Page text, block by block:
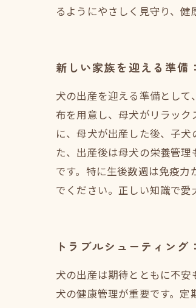
るようにやさしく見守り、
新しい家族を迎える準備
犬の出産を迎える準備とし
布を用意し、母犬がリラッ
に、母犬が出産した後、子
た、出産後は母犬の栄養管
です。特に生後数週は免疫
でください。正しい知識で愛
トラブルシューティング
犬の出産は期待とともに不
犬の健康管理が重要です。